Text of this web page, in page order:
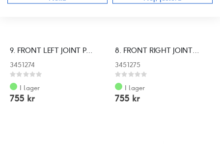
9. FRONT LEFT JOINT PANEL
3451274
Rating:
0%
I lager
755 kr
8. FRONT RIGHT JOINT PANEL
3451275
Rating:
0%
I lager
755 kr